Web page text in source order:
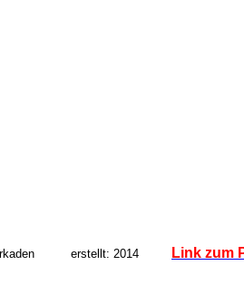
Arkaden erstellt: 2014 Link zum